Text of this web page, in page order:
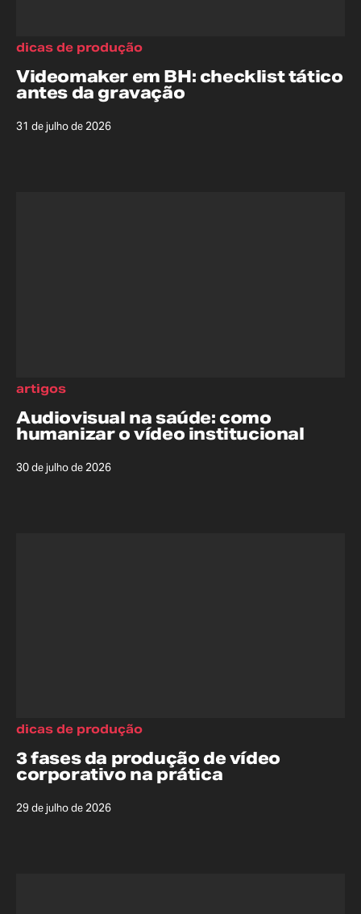
Videomaker em BH: checklist tático
antes da gravação
31 de julho de 2026
dicas de produção
Audiovisual na saúde: como
humanizar o vídeo institucional
30 de julho de 2026
artigos
3 fases da produção de vídeo
corporativo na prática
29 de julho de 2026
dicas de produção